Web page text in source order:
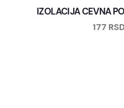
IZOLACIJA CEVNA
177